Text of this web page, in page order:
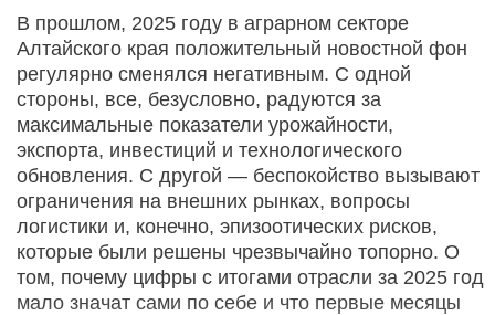
В прошлом, 2025 году в аграрном секторе
Алтайского края положительный новостной фон
регулярно сменялся негативным. С одной
стороны, все, безусловно, радуются за
максимальные показатели урожайности,
экспорта, инвестиций и технологического
обновления. С другой — беспокойство вызывают
ограничения на внешних рынках, вопросы
логистики и, конечно, эпизоотических рис­ков,
которые были решены чрезвычайно топорно. О
том, почему цифры с итогами отрасли за 2025 год
мало значат сами по себе и что первые месяцы